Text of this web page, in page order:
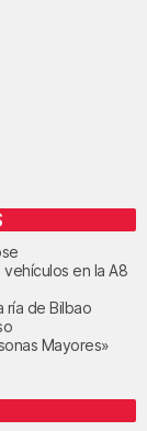
en la A8
ría de Bilbao
Mayores»